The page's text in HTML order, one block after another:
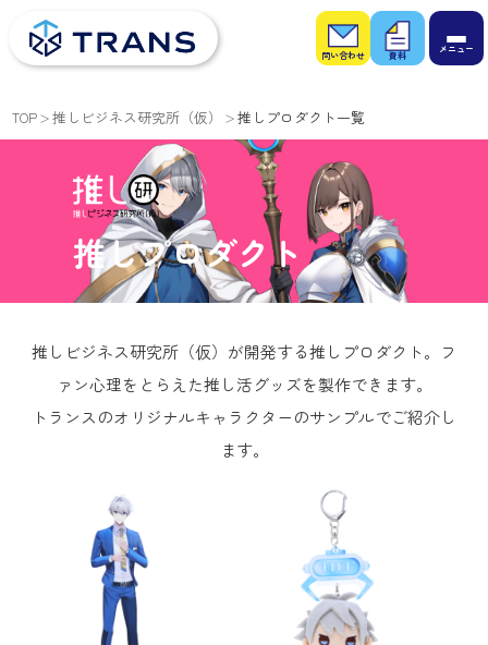
お問
い合
わせ
お役
立ち
資料
TOP 推しビジネス研究所（仮） 推しプロダクト一覧
推しプロダクト
推しビジネス研究所（仮）が開発する推しプロダクト。フ
ァン心理をとらえた推し活グッズを製作できます。
トランスのオリジナルキャラクターのサンプルでご紹介し
ます。